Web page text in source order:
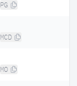
PG
MCD
MO